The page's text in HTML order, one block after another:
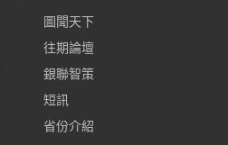
圖聞天下
往期論壇
銀聯智策
短訊
省份介紹